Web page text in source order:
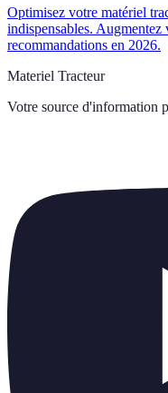
Optimisez votre matériel
indispensables.
recommandations en 2026.
Materiel Tracteur
Votre source d'information